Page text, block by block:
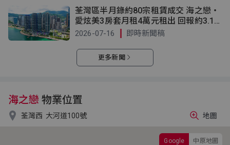
荃灣區半月錄約80宗租賃成交 海之戀‧
愛炫美3房套月租4萬元租出 回報約3.1
厘
2026-07-16 即時新聞稿
更多新聞
海之戀 物業位置
 荃灣西 大河道100號
Google 中原地圖
地圖